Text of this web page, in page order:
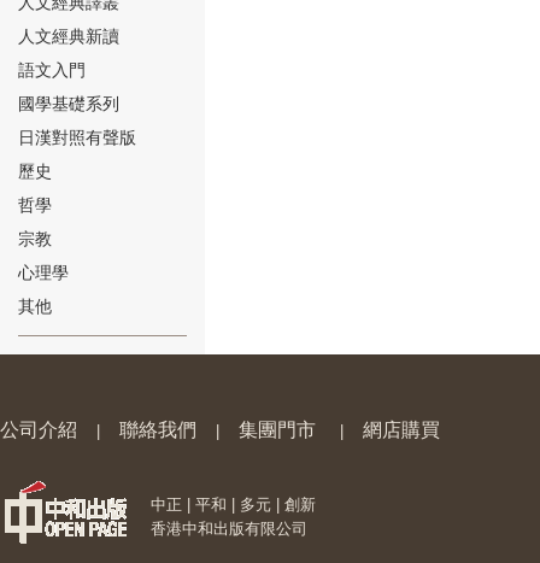
⑱
⑳
人文經典新讀
語文入門
國學基礎系列
日漢對照有聲版
歷史
哲學
宗教
心理學
其他
公司介紹 聯絡我們 集團門市 網店購買
中正 | 平和 | 多元 | 創新
香港中和出版有限公司